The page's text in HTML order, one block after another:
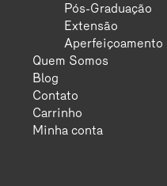
Pós-Graduação
Extensão
Aperfeiçoamento
Quem Somos
Blog
Contato
Carrinho
Minha conta